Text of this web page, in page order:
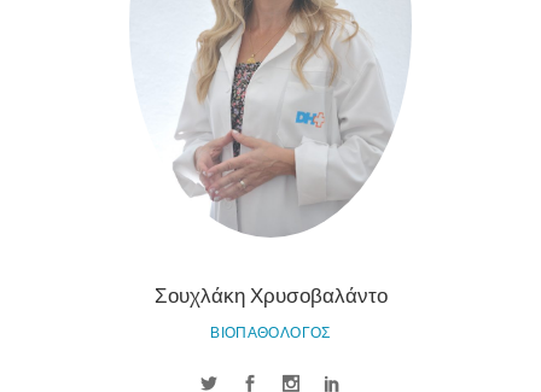
Σουχλάκη Χρυσοβαλάντο
ΒΙΟΠΑΘΟΛΟΓΟΣ